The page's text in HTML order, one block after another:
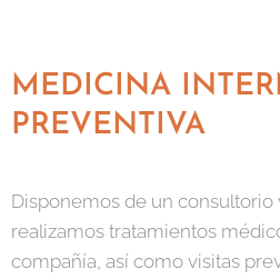
MEDICINA
PREVENTIVA
Disponemos de un
realizamos tratamientos
compañía, así como visitas